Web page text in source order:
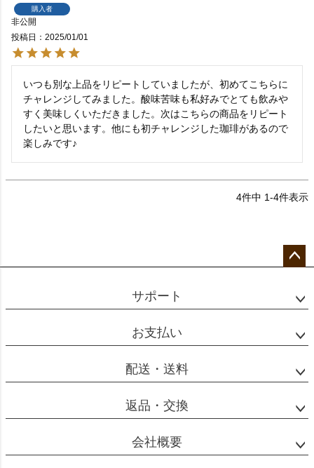
購入者
非公開
投稿日
2025/01/01
いつも別な上品をリピートしていましたが、初めてこちらに
チャレンジしてみました。酸味苦味も私好みでとても飲みや
すく美味しくいただきました。次はこちらの商品をリピート
したいと思います。他にも初チャレンジした珈琲があるので
楽しみです♪
4件中 1-4件表示
ップ
サポート
お支払い
配送・送料
返品・交換
会社概要